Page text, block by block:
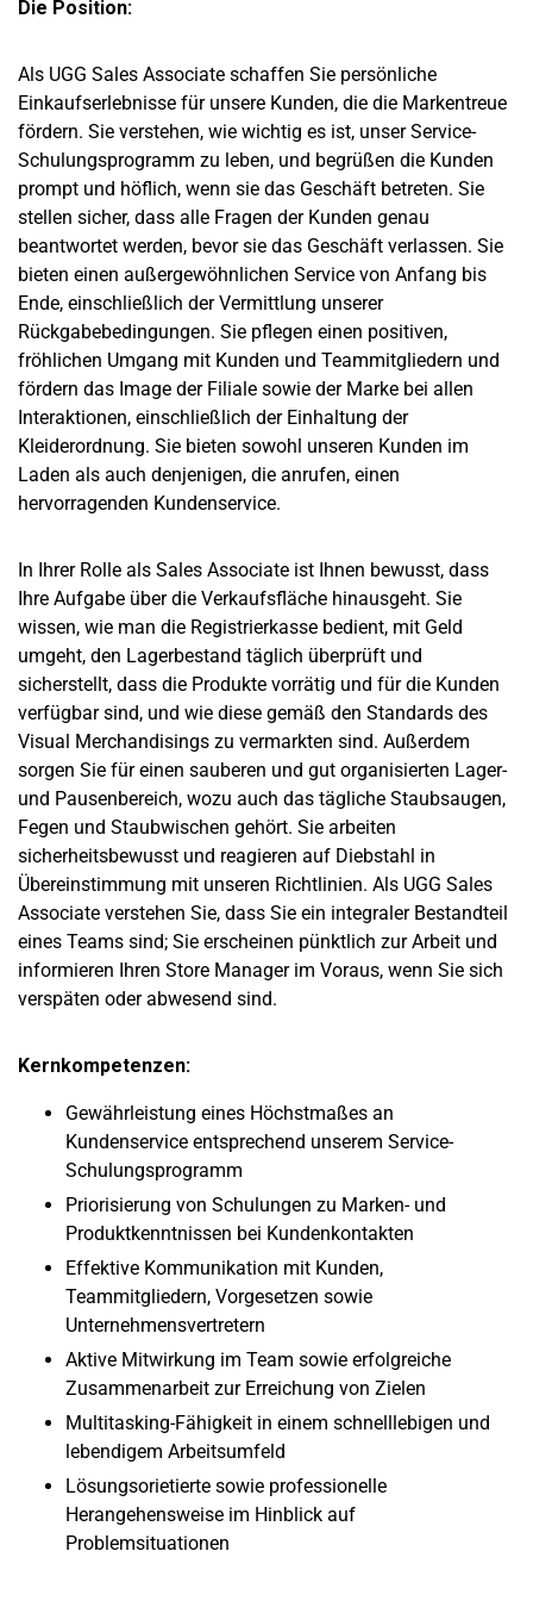
Die Position:
Als UGG Sales Associate schaffen Sie persönliche
Einkaufserlebnisse für unsere Kunden, die die Markentreue
fördern. Sie verstehen, wie wichtig es ist, unser Service-
Schulungsprogramm zu leben, und begrüßen die Kunden
prompt und höflich, wenn sie das Geschäft betreten. Sie
stellen sicher, dass alle Fragen der Kunden genau
beantwortet werden, bevor sie das Geschäft verlassen. Sie
bieten einen außergewöhnlichen Service von Anfang bis
Ende, einschließlich der Vermittlung unserer
Rückgabebedingungen. Sie pflegen einen positiven,
fröhlichen Umgang mit Kunden und Teammitgliedern und
fördern das Image der Filiale sowie der Marke bei allen
Interaktionen, einschließlich der Einhaltung der
Kleiderordnung. Sie bieten sowohl unseren Kunden im
Laden als auch denjenigen, die anrufen, einen
hervorragenden Kundenservice.
In Ihrer Rolle als Sales Associate ist Ihnen bewusst, dass
Ihre Aufgabe über die Verkaufsfläche hinausgeht. Sie
wissen, wie man die Registrierkasse bedient, mit Geld
umgeht, den Lagerbestand täglich überprüft und
sicherstellt, dass die Produkte vorrätig und für die Kunden
verfügbar sind, und wie diese gemäß den Standards des
Visual Merchandisings zu vermarkten sind. Außerdem
sorgen Sie für einen sauberen und gut organisierten Lager-
und Pausenbereich, wozu auch das tägliche Staubsaugen,
Fegen und Staubwischen gehört. Sie arbeiten
sicherheitsbewusst und reagieren auf Diebstahl in
Übereinstimmung mit unseren Richtlinien. Als UGG Sales
Associate verstehen Sie, dass Sie ein integraler Bestandteil
eines Teams sind; Sie erscheinen pünktlich zur Arbeit und
informieren Ihren Store Manager im Voraus, wenn Sie sich
verspäten oder abwesend sind.
Kernkompetenzen:
Gewährleistung eines Höchstmaßes an
Kundenservice entsprechend unserem Service-
Schulungsprogramm
Priorisierung von Schulungen zu Marken- und
Produktkenntnissen bei Kundenkontakten
Effektive Kommunikation mit Kunden,
Teammitgliedern, Vorgesetzen sowie
Unternehmensvertretern
Aktive Mitwirkung im Team sowie erfolgreiche
Zusammenarbeit zur Erreichung von Zielen
Multitasking-Fähigkeit in einem schnelllebigen und
lebendigem Arbeitsumfeld
Lösungsorietierte sowie professionelle
Herangehensweise im Hinblick auf
Problemsituationen